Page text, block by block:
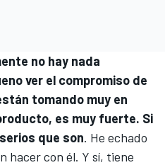
no hay nada
ver el compromiso de
tomando muy en
es muy fuerte. Si
que son. He echado
hacer con él. Y sí, tiene